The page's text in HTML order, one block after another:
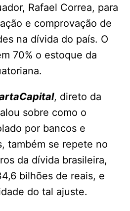
Rafael Correa, para
e comprovação de
na dívida do país. O
70% o estoque da
, direto da
sobre como o
por bancos e
também se repete no
da dívida brasileira,
bilhões de reais, e
do tal ajuste.